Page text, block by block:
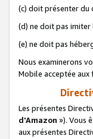
(c) doit présenter du
(d) ne doit pas
(e) ne doit pas
Nous examinerons
Mobile acceptée aux
Les présentes
d'Amazon »). Vous
aux présentes